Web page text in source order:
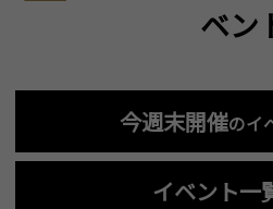
ベン
今週末開催のイ
イベント一